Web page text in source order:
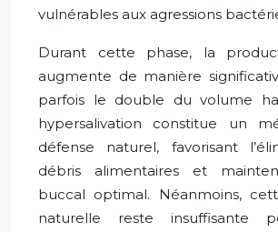
vulnérables aux agressions
Durant cette phase, la
augmente de manière
parfois le double du volume
hypersalivation constitue un
défense naturel, favorisant
débris alimentaires et
buccal optimal. Néanmoins,
naturelle reste insuffisante